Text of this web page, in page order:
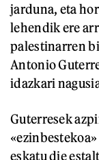
jarduna, eta
lehendik ere
palestinarren
Antonio
idazkari
Guterresek
eskatu die